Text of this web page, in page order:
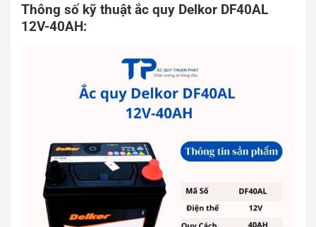
Thông số kỹ thuật ắc quy Delkor DF40AL
12V-40AH: